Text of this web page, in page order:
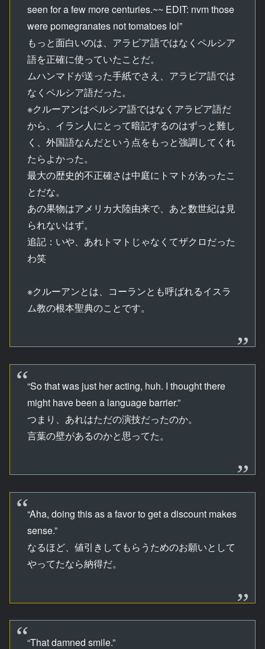
seen for a few more centuries.~~ EDIT: nvm those
were pomegranates not tomatoes lol”
もっと面白いのは、アラビア語ではなくペルシア
語を正確に使っていたことだ。
ムハンマドが送った手紙でさえ、アラビア語では
なくペルシア語だった。
※クルーアンはペルシア語ではなくアラビア語だ
から、イラン人にとって暗記するのはずっと難し
く、外国語なんだという点をもっと強調してくれ
たらよかった。
最大の歴史的不正確さは中庭にトマトがあったこ
とだな。
あの果物はアメリカ大陸由来で、あと数世紀は見
られないはず。
追記：いや、あれトマトじゃなくてザクロだった
わ笑
※クルーアンとは、コーランとも呼ばれるイスラ
ム教の根本聖典のことです。
“So that was just her acting, huh. I thought there
might have been a language barrier.”
つまり、あれはただの演技だったのか。
言葉の壁があるのかと思ってた。
“Aha, doing this as a favor to get a discount makes
sense.”
なるほど、値引きしてもらうためのお願いとして
やってたなら納得だ。
“That damned smile.”